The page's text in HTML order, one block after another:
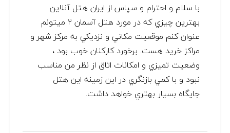
با سلام و احترام و سپاس از ايران هتل آنلاين
بهترين چيزي كه در مورد هتل آسمان ٢ ميتونم
عنوان كنم موقعيت مكاني و نزديكي به مركز شهر و
مراكز خريد هست. برخورد كاركنان خوب بود ،
وضعيت تميزي و امكانات اتاق از نظر من مناسب
نبود و با كمي بازنگري در اين زمينه اين هتل
جايگاه بسيار بهتري خواهد داشت.